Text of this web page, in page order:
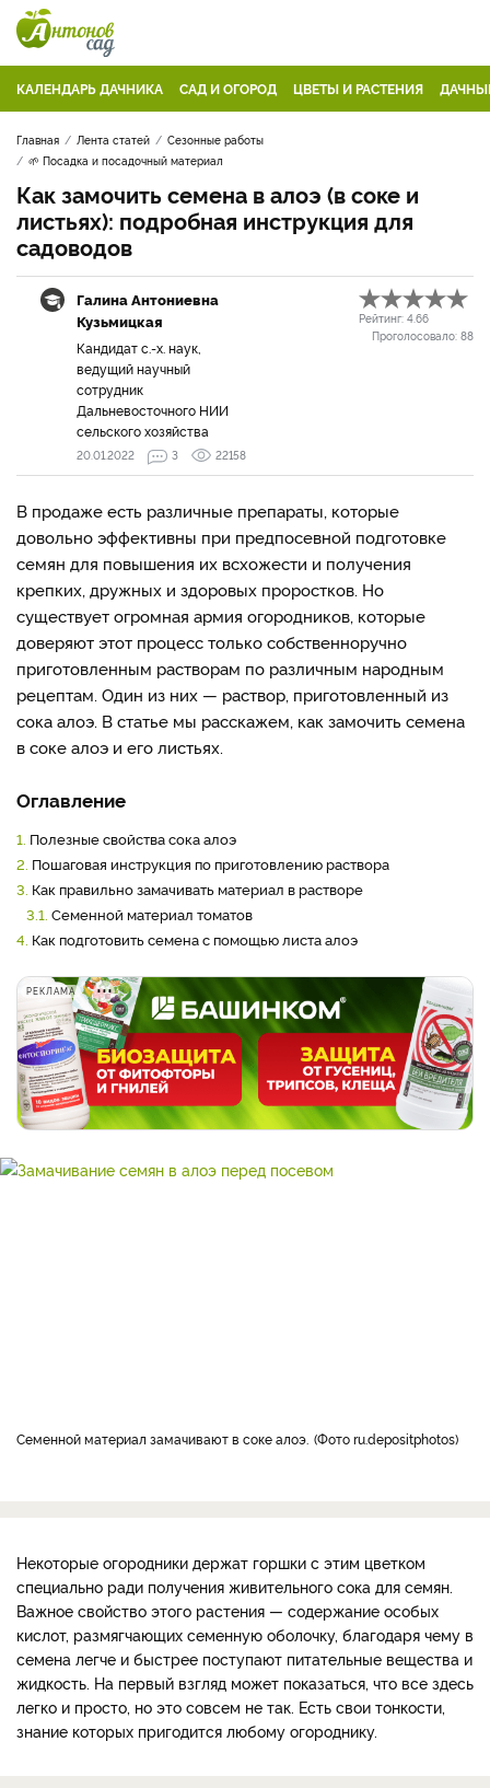
КАЛЕНДАРЬ ДАЧНИКА САД И ОГОРОД ЦВЕТЫ И РАСТЕНИЯ
Главная Лента статей
Сезонные работы
🌱 Посадка и посадочный материал
Как замочить семена в алоэ (в соке и
листьях): подробная инструкция для
садоводов
Галина Антониевна
Кузьмицкая
Кандидат с.-х. наук,
ведущий научный
сотрудник
Дальневосточного НИИ
сельского хозяйства
Рейтинг: 4.66
Проголосовало: 88
20.01.2022 3 22158
В продаже есть различные препараты, которые
довольно эффективны при предпосевной подготовке
семян для повышения их всхожести и получения
крепких, дружных и здоровых проростков. Но
существует огромная армия огородников, которые
доверяют этот процесс только собственноручно
приготовленным растворам по различным народным
рецептам. Один из них — раствор, приготовленный из
сока алоэ. В статье мы расскажем, как замочить семена
в соке алоэ и его листьях.
Оглавление
1. Полезные свойства сока алоэ
2. Пошаговая инструкция по приготовлению раствора
3. Как правильно замачивать материал в растворе
3.1. Семенной материал томатов
4. Как подготовить семена с помощью листа алоэ
РЕКЛАМА
Семенной материал замачивают в соке алоэ. Фото ru.depositphotos
Некоторые огородники держат горшки с этим цветком
специально ради получения живительного сока для семян.
Важное свойство этого растения — содержание особых
кислот, размягчающих семенную оболочку, благодаря чему в
семена легче и быстрее поступают питательные вещества и
жидкость. На первый взгляд может показаться, что все здесь
легко и просто, но это совсем не так. Есть свои тонкости,
знание которых пригодится любому огороднику.